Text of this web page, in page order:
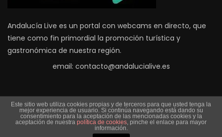
Andalucía Live es un portal con webcams en directo, que
tiene como fin primordial la promoción turística y
gastronómica de nuestra región.
email: contacto@andalucialive.es
Copyright © 2026
Este sitio web utiliza cookies propias y de terceros para que usted tenga la
mejor experiencia de usuario. Si continúa navegando está dando su
consentimiento para la aceptación de las mencionadas cookies y la
aceptación de nuestra política de cookies, pinche el enlace para mayor
información.